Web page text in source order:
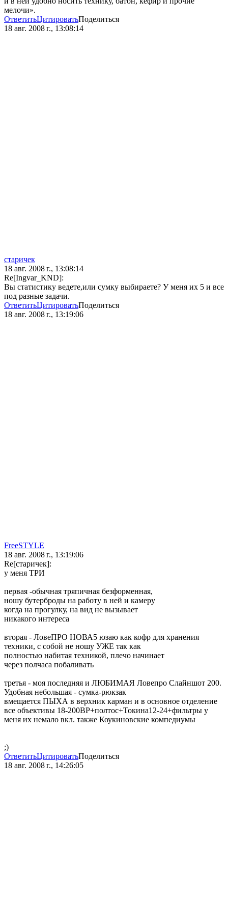
мелочи».
ОтветитьЦитироватьПоделиться
18 авг. 2008 г., 13:08:14
старичек
18 авг. 2008 г., 13:08:14
Re[Ingvar_KND]:
Вы статистику ведете,или сумку выбираете? У меня их 5 и все
под разные задачи.
ОтветитьЦитироватьПоделиться
18 авг. 2008 г., 13:19:06
FreeSTYLE
18 авг. 2008 г., 13:19:06
Re[старичек]:
у меня ТРИ
первая -обычная тряпичная безформенная,
ношу бутерброды на работу в ней и камеру
когда на прогулку, на вид не вызывает
никакого интереса
вторая - ЛовеПРО НОВА5 юзаю как кофр для хранения
техники, с собой не ношу УЖЕ так как
полностью набитая техникой, плечо начинает
через полчаса побаливать
третья - моя последняя и ЛЮБИМАЯ Ловепро Слайншот 200.
Удобная небольшая - сумка-рюкзак
вмещается ПЫХА в верхник карман и в основное отделение
все объективы 18-200ВР+полтос+Токина12-24+фильтры у
меня их немало вкл. также Коукиновские компедиумы
;)
ОтветитьЦитироватьПоделиться
18 авг. 2008 г., 14:26:05